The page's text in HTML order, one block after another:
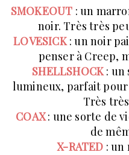
SMOKEOUT : un
noir. Très très
LOVESICK: un noir
penser à Creep,
SHELLSHOCK: un
lumineux, parfait
Très
COAX: une sorte de
de
X-RATED : un